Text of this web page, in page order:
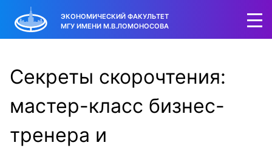
ЭКОНОМИЧЕСКИЙ ФАКУЛЬТЕТ
МГУ ИМЕНИ М.В.ЛОМОНОСОВА
Секреты скорочтения:
мастер-класс бизнес-
тренера и